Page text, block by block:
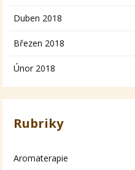
Duben 2018
Březen 2018
Únor 2018
Rubriky
Aromaterapie